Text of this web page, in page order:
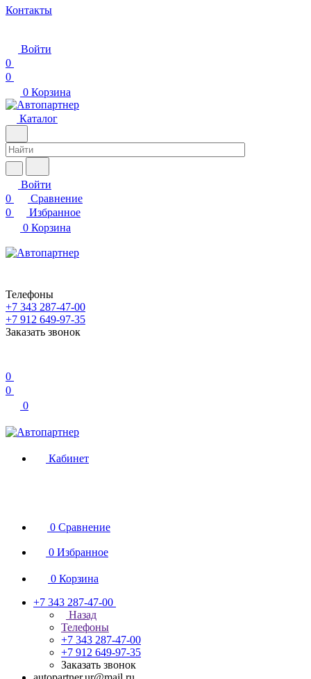
Контакты
Войти
0
0
0 Корзина
Каталог
Войти
0
Сравнение
0
Избранное
0 Корзина
Телефоны
+7 343 287-47-00
+7 912 649-97-35
Заказать звонок
0
0
0
Кабинет
0 Сравнение
0 Избранное
0 Корзина
+7 343 287-47-00
Назад
Телефоны
+7 343 287-47-00
+7 912 649-97-35
Заказать звонок